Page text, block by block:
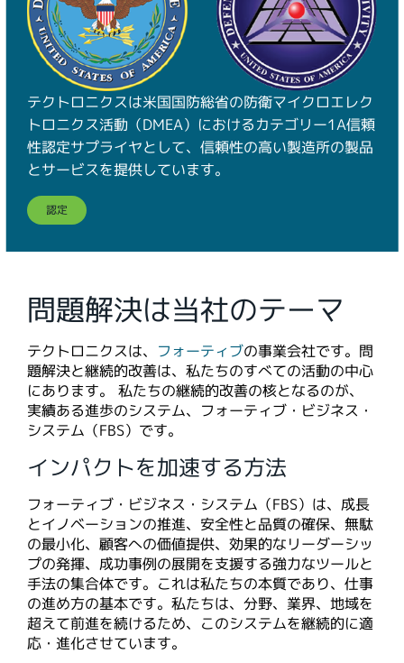
テクトロニクスは米国国防総省の防衛マイクロエレク
トロニクス活動（DMEA）におけるカテゴリー1A信頼
性認定サプライヤとして、信頼性の高い製造所の製品
とサービスを提供しています。
認定
問題解決は当社のテーマ
テクトロニクスは、 フォーティブの事業会社です。問
題解決と継続的改善は、私たちのすべての活動の中心
にあります。 私たちの継続的改善の核となるのが、
実績ある進歩のシステム、フォーティブ・ビジネス・
システム（FBS）です。
インパクトを加速する方法
フォーティブ・ビジネス・システム（FBS）は、成長
とイノベーションの推進、安全性と品質の確保、無駄
の最小化、顧客への価値提供、効果的なリーダーシッ
プの発揮、成功事例の展開を支援する強力なツールと
手法の集合体です。これは私たちの本質であり、仕事
の進め方の基本です。私たちは、分野、業界、地域を
超えて前進を続けるため、このシステムを継続的に適
応・進化させています。